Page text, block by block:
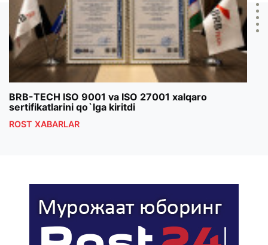
BRB-TECH ISO 9001 va ISO 27001 xalqaro
sertifikatlarini qo`lga kiritdi
ROST XABARLAR